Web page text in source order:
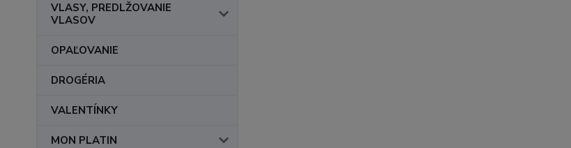
VLASY, PREDLŽOVANIE
VLASOV
OPAĽOVANIE
DROGÉRIA
VALENTÍNKY
MON PLATIN